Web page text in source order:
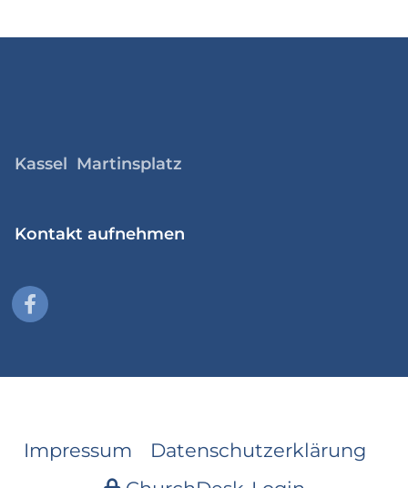
Kassel Martinsplatz
Kontakt aufnehmen
Impressum
Datenschutzerklärung